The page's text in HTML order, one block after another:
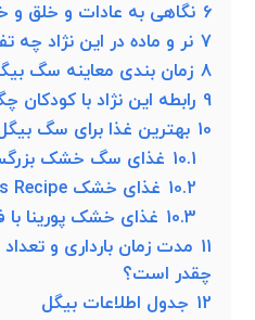
6 نگاهی به عادات و خلق
7 نر و ماده در این نژاد چه
8 زمان بندی معاینه سگ
9 رابطه این نژاد با کودکان
10 بهترین غذا برای سگ
10.1 غذای سگ خشک
10.2 غذای خشک Nature’s Recipe (ماهی سالمون)
10.3 غذای خشک پورینا با
11 مدت زمان بارداری و
چقدر است؟
12 جدول اطلاعات بیگل